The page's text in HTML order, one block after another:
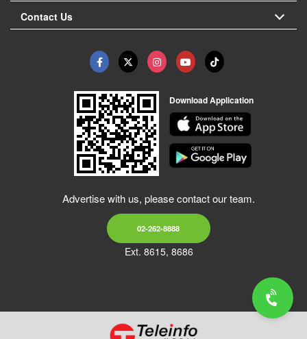
Contact Us
Download Application
Advertise with us, please contact our team.
02-262-8888
Ext. 8615, 8686